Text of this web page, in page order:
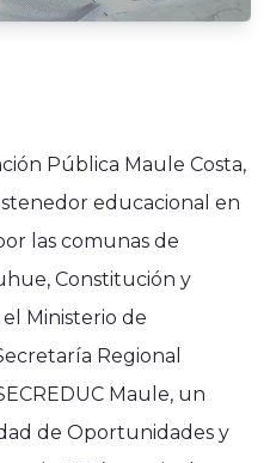
Pública Maule Costa,
educacional en
las comunas de
Constitución y
Ministerio de
Regional
Maule, un
de Oportunidades y